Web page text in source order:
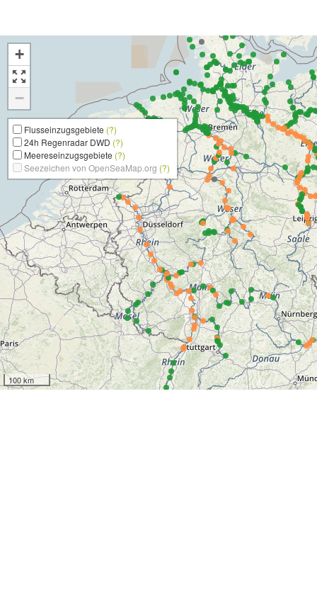
+
−
Flusseinzugsgebiete (?)
24h Regenradar DWD (?)
Meereseinzugsgebiete (?)
Seezeichen von OpenSeaMap.org (?)
100 km